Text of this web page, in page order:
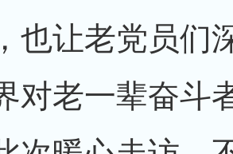
也让老党员们
对老一辈奋斗